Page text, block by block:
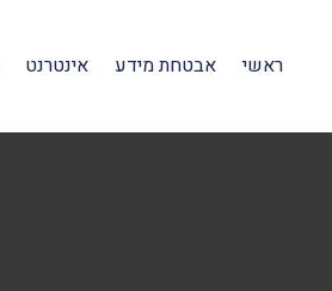
ראשי אבטחת מידע אינטרנט